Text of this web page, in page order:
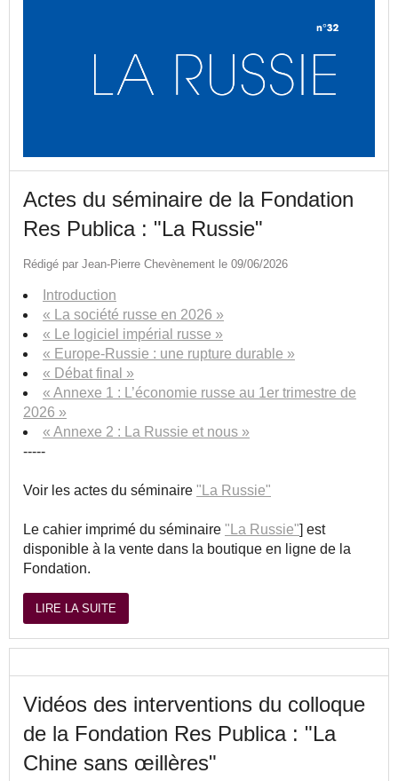
Actes du séminaire de la Fondation
Res Publica : "La Russie"
Rédigé par Jean-Pierre Chevènement le 09/06/2026
Introduction
« La société russe en 2026 »
« Le logiciel impérial russe »
« Europe-Russie : une rupture durable »
« Débat final »
« Annexe 1 : L’économie russe au 1er trimestre de
2026 »
« Annexe 2 : La Russie et nous »
-----
Voir les actes du séminaire "La Russie"
Le cahier imprimé du séminaire "La Russie"] est
disponible à la vente dans la boutique en ligne de la
Fondation.
LIRE LA SUITE
Vidéos des interventions du colloque
de la Fondation Res Publica : "La
Chine sans œillères"